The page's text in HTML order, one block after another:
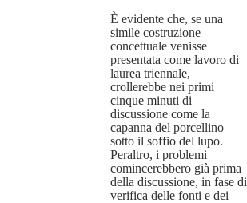
È evidente che, se una
simile costruzione
concettuale venisse
presentata come lavoro di
laurea triennale,
crollerebbe nei primi
cinque minuti di
discussione come la
capanna del porcellino
sotto il soffio del lupo.
Peraltro, i problemi
comincerebbero già prima
della discussione, in fase di
verifica delle fonti e dei